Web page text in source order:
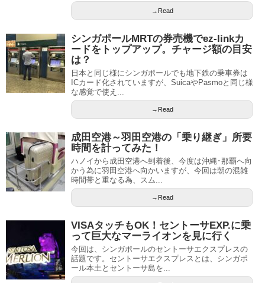
→Read
シンガポールMRTの券売機でez-linkカ
ードをトップアップ。チャージ額の目安
は？
日本と同じ様にシンガポールでも地下鉄の乗車券は
ICカード化されていますが、SuicaやPasmoと同じ様
な感覚で使え...
→Read
成田空港～羽田空港の「乗り継ぎ」所要
時間を計ってみた！
ハノイから成田空港へ到着後、今度は沖縄･那覇へ向
かう為に羽田空港へ向かいますが、今回は朝の混雑
時間帯と重なる為、スム...
→Read
VISAタッチもOK！セントーサEXP.に乗
って巨大なマーライオンを見に行く
今回は、シンガポールのセントーサエクスプレスの
話題です。セントーサエクスプレスとは、シンガポ
ール本土とセントーサ島を...